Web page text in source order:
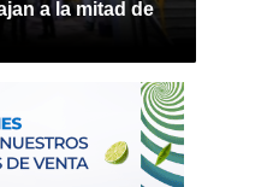
a la mitad de